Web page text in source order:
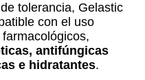
tolerancia, Gelastic
con el uso
antifúngicas
e hidratantes.